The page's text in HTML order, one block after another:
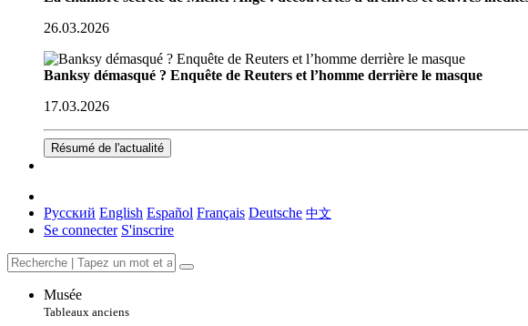
26.03.2026
Banksy démasqué ? Enquête de Reuters et l’homme derrière le masque
17.03.2026
Résumé de l'actualité
Русский English Español Français Deutsche 中文
Se connecter S'inscrire
Musée
Tableaux anciens